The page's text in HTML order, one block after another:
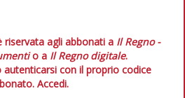
agli abbonati a Il Regno -
o a Il Regno digitale.
con il proprio codice
Accedi.